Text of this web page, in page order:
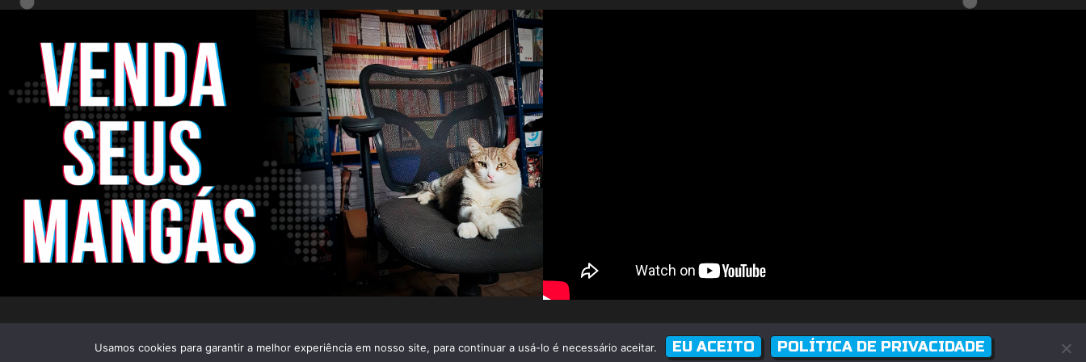
Usamos cookies para garantir a melhor experiência em nosso site, para continuar a usá-lo é necessário aceitar. EU ACEITO POLÍTICA DE PRIVACIDADE
(Atenção, não é uma loja física) Desenvolvido porRodrigo Melhado